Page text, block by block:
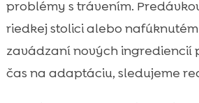
problémy s trávením.
riedkej stolici alebo
zavádzaní nových ingrediencií
čas na adaptáciu, sledujeme